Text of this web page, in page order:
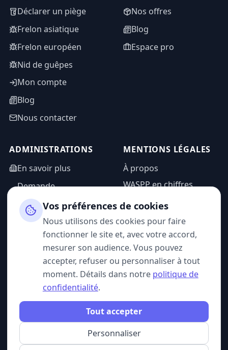
Déclarer un piège
Frelon asiatique
Frelon européen
Nid de guêpes
Mon compte
Blog
Nous contacter
Nos offres
Blog
Espace pro
ADMINISTRATIONS
En savoir plus
Demande
d'information
Espace admin
MENTIONS LÉGALES
À propos
WASPP en chiffres
Mentions légales
Politique de
confidentialité
CGU
SUIVEZ-NOUS
© 2026 WASPP. Tous droits réservés.
Vos préférences de cookies
Nous utilisons des cookies pour faire
fonctionner le site et, avec votre accord,
mesurer son audience. Vous pouvez
accepter, refuser ou personnaliser à tout
moment. Détails dans notre politique de
confidentialité.
Personnaliser
Tout accepter